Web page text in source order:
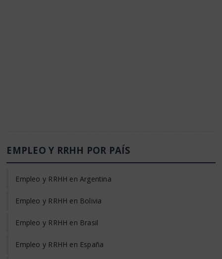
EMPLEO Y RRHH POR PAÍS
Empleo y RRHH en Argentina
Empleo y RRHH en Bolivia
Empleo y RRHH en Brasil
Empleo y RRHH en España